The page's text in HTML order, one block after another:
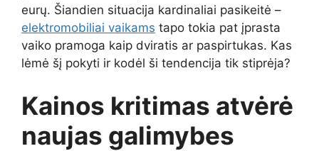
eurų. Šiandien situacija kardinaliai pasikeitė –
elektromobiliai vaikams tapo tokia pat įprasta
vaiko pramoga kaip dviratis ar paspirtukas. Kas
lėmė šį pokyti ir kodėl ši tendencija tik stiprėja?
Kainos kritimas atvėrė
naujas galimybes